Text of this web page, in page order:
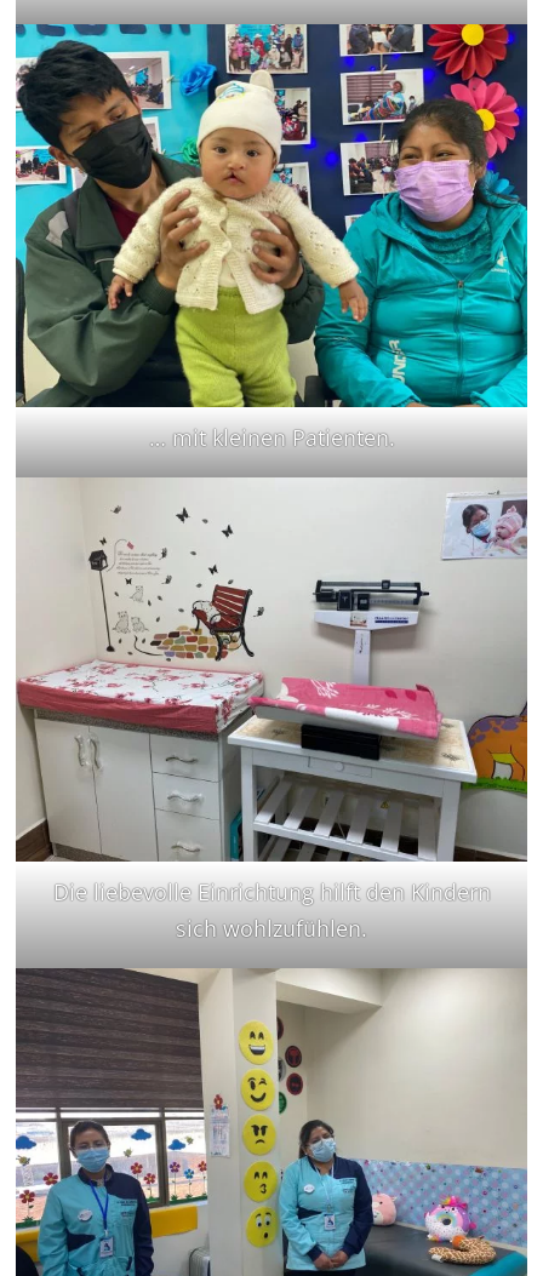
… mit kleinen Patienten.
Die liebevolle Einrichtung hilft den Kindern
sich wohlzufühlen.